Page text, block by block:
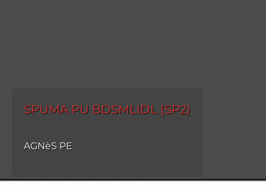
SPUMA PU BDSMLIDL (SP2)
AGNèS PE